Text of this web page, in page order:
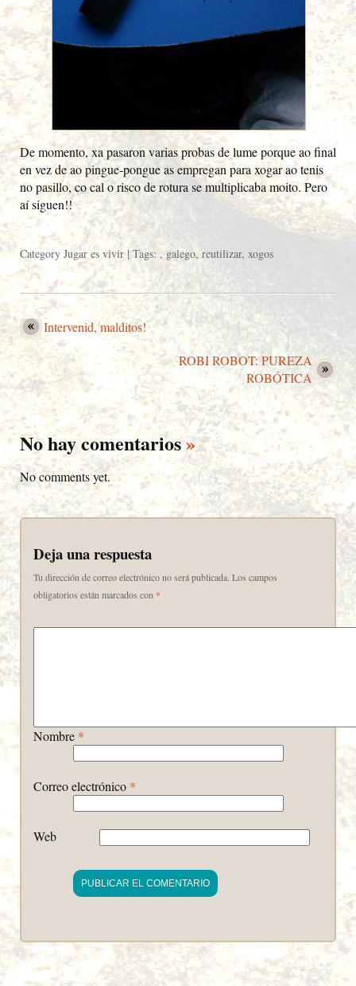
De momento, xa pasaron varias probas de lume porque ao final
en vez de ao pingue-pongue as empregan para xogar ao tenis
no pasillo, co cal o risco de rotura se multiplicaba moito. Pero
aí siguen!!
Category Jugar es vivir| Tags: ,galego, reutilizar, xogos
Intervenid, malditos!
ROBI ROBOT: PUREZA
ROBÓTICA
No hay comentarios»
No comments yet.
Deja una respuesta
Tu dirección de correo electrónico no será publicada. Los campos
obligatorios están marcados con *
Nombre *
Correo electrónico *
Web